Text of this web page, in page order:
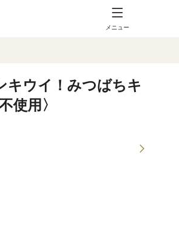
メニュー
キウイ！みつばちキ
使用〉